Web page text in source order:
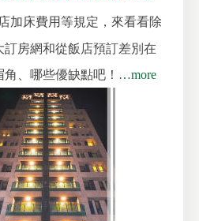
加床費用等規定，來看看除
房網和從飯店預訂差別在
、哪些優缺點吧！ …more